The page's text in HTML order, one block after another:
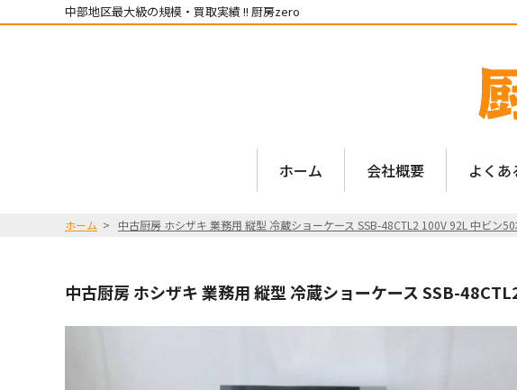
中部地区最大級の規模・買取実績 !! 厨房zero
ホーム 会社概要 よくあ
ホーム 中古厨房 ホシザキ 業務用 縦型 冷蔵ショーケース SSB-48CTL2 100V 92L 中ビン
中古厨房 ホシザキ 業務用 縦型 冷蔵ショーケース SSB-